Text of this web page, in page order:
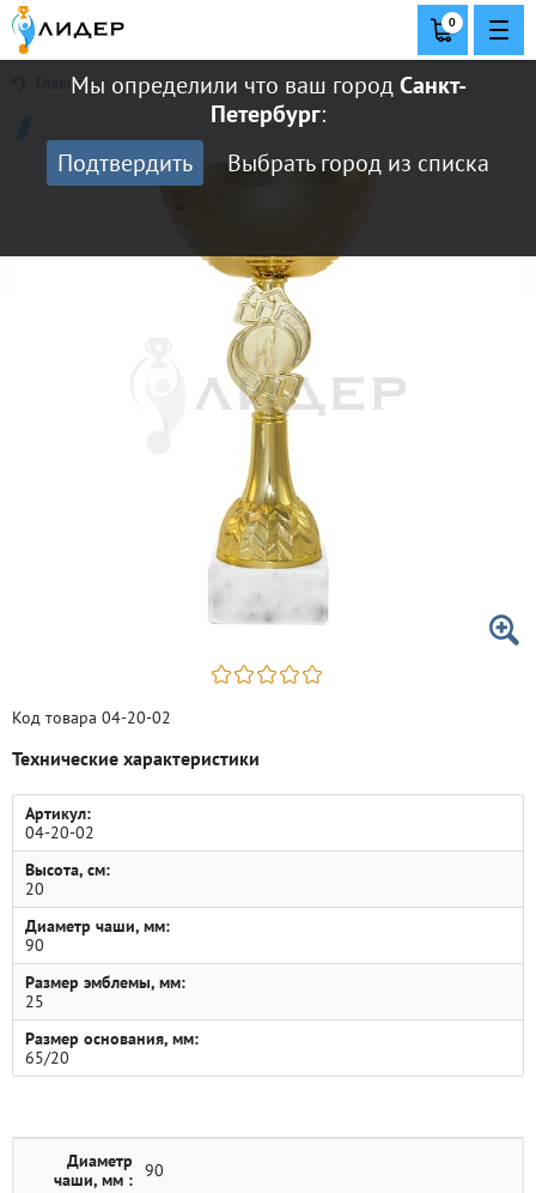
Мы определили что ваш городСанкт-
Петербург:
Подтвердить
Выбрать город из списка
0
Главная
Код товара 04-20-02
Технические характеристики
Артикул:
04-20-02
Высота, см:
20
Диаметр чаши, мм:
90
Размер эмблемы, мм:
25
Размер основания, мм:
65/20
Диаметр
чаши, мм : 90